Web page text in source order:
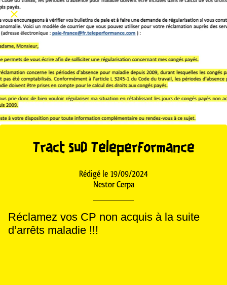
Tract SUD Teleperformance
Rédigé le 19/09/2024
Nestor Cerpa
Réclamez vos CP non acquis à la suite
d’arrêts maladie !!!